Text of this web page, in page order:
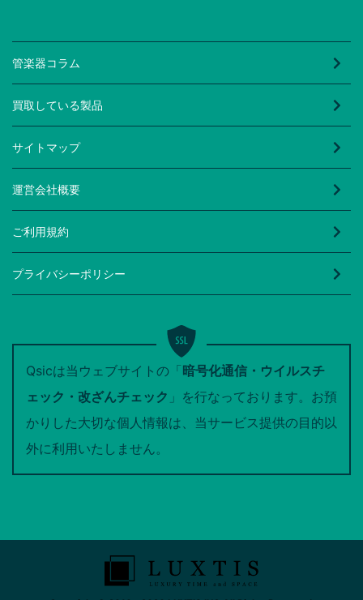
管楽器コラム
買取している製品
サイトマップ
運営会社概要
ご利用規約
プライバシーポリシー
Qsicは当ウェブサイトの「暗号化通信・ウイルスチ
ェック・改ざんチェック 」を行なっております。お預
かりした大切な個人情報は、当サービス提供の目的以
外に利用いたしません。